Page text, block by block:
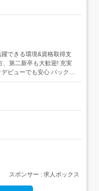
躍できる環境&資格取得支
ビューでも安心 バックオ
支えるやりがい: 具体的な
システム運用関連のデー
スポンサー : 求人ボックス